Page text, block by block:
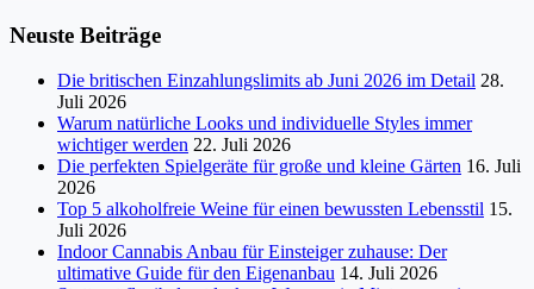
Neuste Beiträge
Die britischen Einzahlungslimits ab Juni 2026 im Detail 28.
Juli 2026
Warum natürliche Looks und individuelle Styles immer
wichtiger werden 22. Juli 2026
Die perfekten Spielgeräte für große und kleine Gärten 16. Juli
2026
Top 5 alkoholfreie Weine für einen bewussten Lebensstil 15.
Juli 2026
Indoor Cannabis Anbau für Einsteiger zuhause: Der
ultimative Guide für den Eigenanbau 14. Juli 2026